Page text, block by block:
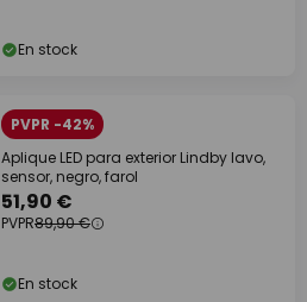
En stock
PVPR -42%
Aplique LED para exterior Lindby Iavo,
sensor, negro, farol
51,90 €
PVPR89,90 €
En stock